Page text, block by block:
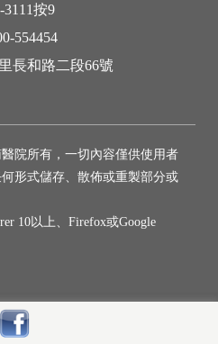
3111按9
554454
長和路二段66號
院所有，一切內容僅供使用者
形式儲存、散佈或重製部分或
10以上、Firefox或Google